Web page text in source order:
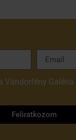
Vándorfény Galéria
Feliratkozom